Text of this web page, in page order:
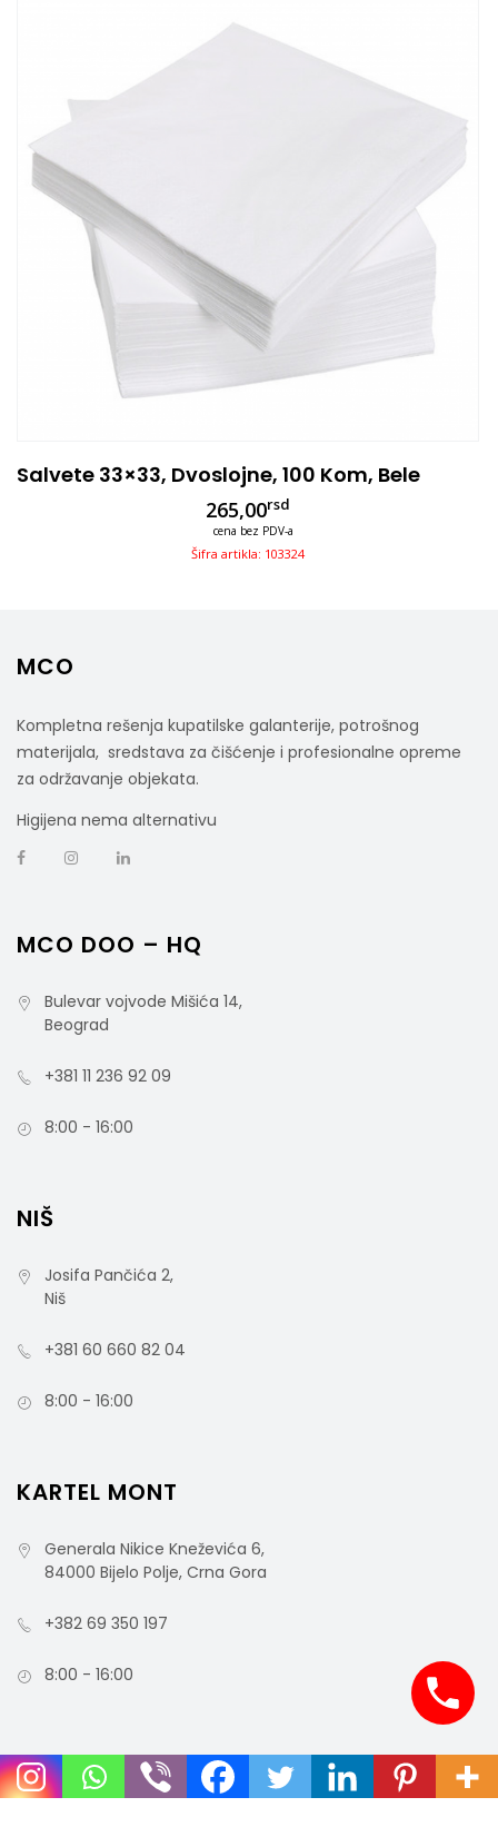
Salvete 33×33, Dvoslojne, 100 Kom, Bele
265,00rsd
cena bez PDV-a
Šifra artikla: 103324
MCO
Kompletna rešenja kupatilske galanterije, potrošnog
materijala, sredstava za čišćenje i profesionalne opreme
za održavanje objekata.
Higijena nema alternativu
MCO DOO – HQ
Bulevar vojvode Mišića 14,
Beograd
+381 11 236 92 09
8:00 - 16:00
NIŠ
Josifa Pančića 2,
Niš
+381 60 660 82 04
8:00 - 16:00
KARTEL MONT
Generala Nikice Kneževića 6,
84000 Bijelo Polje, Crna Gora
+382 69 350 197
8:00 - 16:00